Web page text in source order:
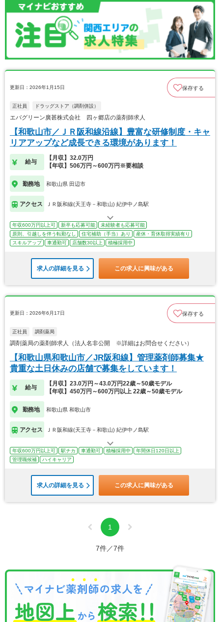
更新日：2026年1月15日 保存する
正社員 ドラッグストア（調剤併設）
エバグリーン廣甚株式会社 四ヶ郷店の薬剤師求人
【和歌山市／ＪＲ阪和線沿線】豊富な研修制度・キャ
リアアップなど成長できる環境があります！
給与
【月収】32.0万円
【年収】506万円～600万円※要相談
勤務地 和歌山県 田辺市
アクセス ＪＲ阪和線(天王寺－和歌山) 紀伊中ノ島駅
年収600万円以上可 新卒も応募可能
未経験者も応募可能
原則、引越しを伴う転勤なし
住宅補助（手当）あり
産休・育休取得実績有り
スキルアップ
車通勤可 店舗数30以上 積極採用中
求人の詳細を見る この求人に興味がある
更新日：2026年6月17日 保存する
正社員 調剤薬局
調剤薬局の薬剤師求人（法人名非公開 ※詳細はお問合せください）
【和歌山県和歌山市／JR阪和線】管理薬剤師募集★
貴重な土日休みの店舗で募集をしています！
給与
【月収】23.0万円～43.0万円22歳～50歳モデル
【年収】450万円～600万円以上 22歳～50歳モデル
勤務地 和歌山県 和歌山市
アクセス ＪＲ阪和線(天王寺－和歌山) 紀伊中ノ島駅
年収600万円以上可 駅チカ 車通勤可 積極採用中
年間休日120日以上
管理職候補
ハイキャリア
求人の詳細を見る この求人に興味がある
1
7件／7件